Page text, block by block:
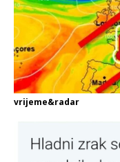
vrijeme&radar